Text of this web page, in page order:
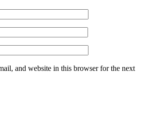
and website in this browser for the next